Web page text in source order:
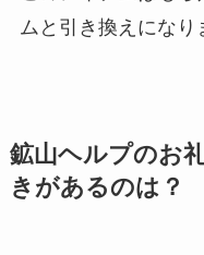
ムと引き換えになり
鉱山ヘルプのお
きがあるのは？